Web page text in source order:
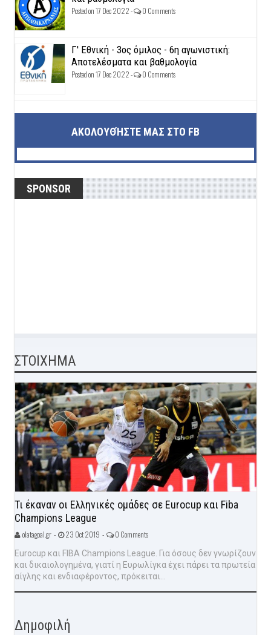
Posted on 17 Dec 2022 - 0 Comments
Γ' Εθνική - 3ος όμιλος - 6η αγωνιστική:
Αποτελέσματα και βαθμολογία
Posted on 17 Dec 2022 - 0 Comments
ΑΚΟΛΟΥΘΉΣΤΕ ΜΑΣ ΣΤΟ FB
SPONSOR
ΣΤΟΙΧΗΜΑ
Τι έκαναν οι Ελληνικές ομάδες σε Eurocup και Fiba
Champions League
olatagoal.gr - 23 Oct 2019 - 0 Comments
Eurocup και FIBA Champions League. Για όσους δεν γνωρίζουν
και δικαιολογημένα, γιατί η Ευρωλίγκα έχει πάρει τα πρωτεία
αίγλης και ενδιαφέροντος, πρόκειται...
Δημοφιλή